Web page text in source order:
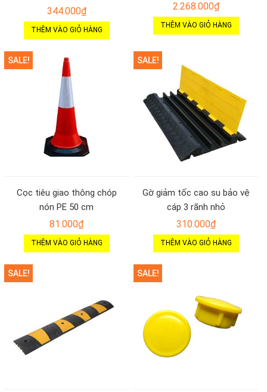
344.000₫
THÊM VÀO GIỎ HÀNG
2.268.000₫
THÊM VÀO GIỎ HÀNG
SALE!
Cọc tiêu giao thông chóp
nón PE 50 cm
81.000₫
THÊM VÀO GIỎ HÀNG
SALE!
Gờ giảm tốc cao su bảo vệ
cáp 3 rãnh nhỏ
310.000₫
THÊM VÀO GIỎ HÀNG
SALE! SALE!